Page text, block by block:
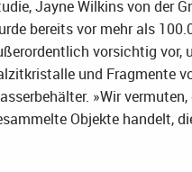
Jayne Wilkins von der
bereits vor mehr als
vorsichtig vor,
und Fragmente
»Wir
Objekte handelt,